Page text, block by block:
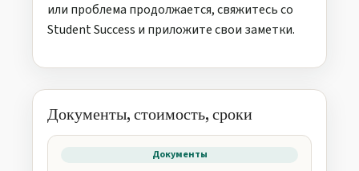
или проблема продолжается, свяжитесь со
Student Success и приложите свои заметки.
Документы, стоимость, сроки
Документы